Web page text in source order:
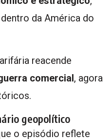
da América do
reacende
comercial, agora
geopolítico
o episódio reflete